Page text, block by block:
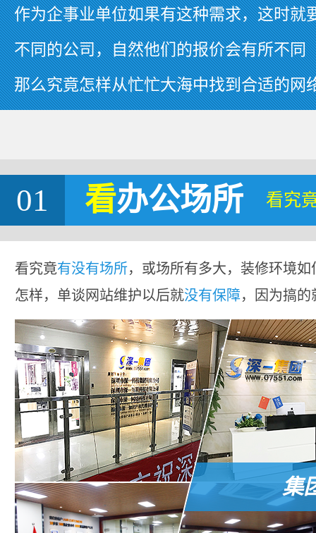
作为企事业单位如果有这种需求，这时就
不同的公司，自然他们的报价会有所不同
那么究竟怎样从忙忙大海中找到合适的网
01 看办公场所 看究
看究竟有没有场所，或场所有多大，装修环境
怎样，单谈网站维护以后就没有保障，因为搞
集